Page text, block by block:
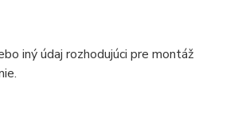
iný údaj rozhodujúci pre montáž